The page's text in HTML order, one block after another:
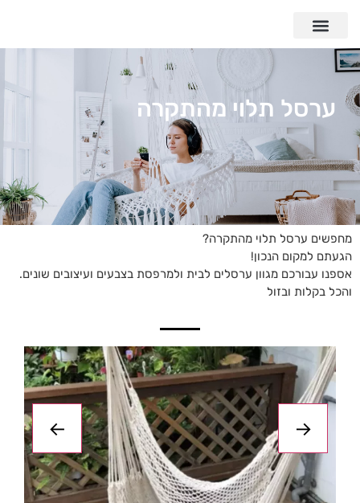
ערסל תלוי מהתקרה
מחפשים ערסל תלוי מהתקרה?
הגעתם למקום הנכון!
אספנו עבורכם מגוון ערסלים לבית ולמרפסת בצבעים ועיצובים שונים.
והכל בקלות ובזול